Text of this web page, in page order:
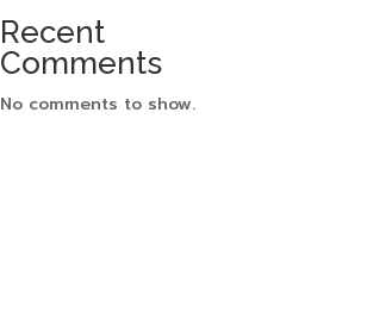
Recent
Comments
No comments to show.